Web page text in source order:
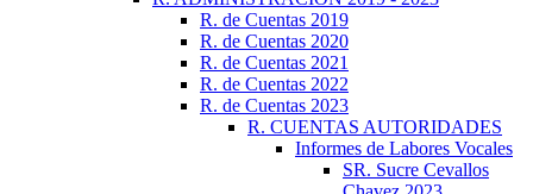
R. de Cuentas 2019
R. de Cuentas 2020
R. de Cuentas 2021
R. de Cuentas 2022
R. de Cuentas 2023
R. CUENTAS AUTORIDADES
Informes de Labores Vocales
SR. Sucre Cevallos